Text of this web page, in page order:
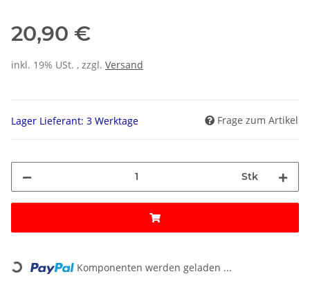
20,90 €
inkl. 19% USt. , zzgl. Versand
Lager Lieferant: 3 Werktage Frage zum Artikel
Stk
Loading... Komponenten werden geladen ...